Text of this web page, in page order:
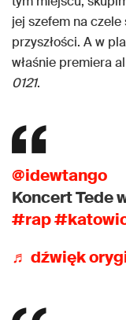
jej szefem na
przyszłości. A w
właśnie premiera
0121.
@idewtango
Koncert Tede
#rap
♬ dźwięk